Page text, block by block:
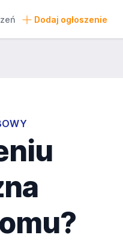
Dodaj ogłoszenie